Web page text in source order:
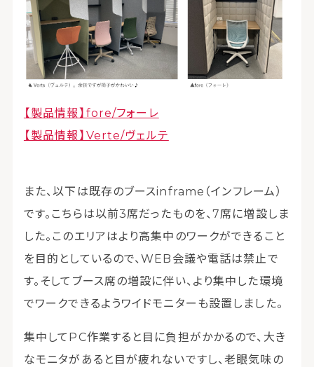
【製品情報】fore/フォーレ
【製品情報】Verte/ヴェルテ
また、以下は既存のブースinframe（インフレーム）
です。こちらは以前3席だったものを、7席に増設しま
した。このエリアはより高集中のワークができること
を目的としているので、WEB会議や電話は禁止で
す。そしてブース席の増設に伴い、より集中した環境
でワークできるようワイドモニターも設置しました。
集中してPC作業すると目に負担がかかるので、大き
なモニタがあると目が疲れないですし、老眼気味の